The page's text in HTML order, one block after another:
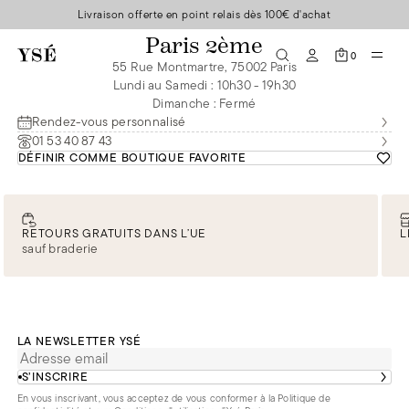
Livraison offerte en point relais dès 100€ d'achat
0
Paris 2ème
55 Rue Montmartre, 75002 Paris
Lundi au Samedi : 10h30 - 19h30
Dimanche : Fermé
Rendez-vous personnalisé
01 53 40 87 43
DÉFINIR COMME BOUTIQUE FAVORITE
RETOURS GRATUITS DANS L’UE
sauf braderie
LA NEWSLETTER YSÉ
S’INSCRIRE
En vous inscrivant, vous acceptez de vous conformer à la Politique de